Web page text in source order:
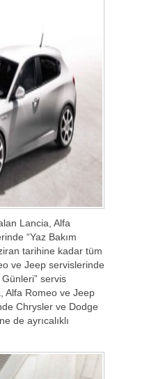
Lancia, Alfa
“Yaz Bakım
tarihine kadar tüm
ve Jeep servislerinde
servis
Alfa Romeo ve Jeep
Chrysler ve Dodge
de ayrıcalıklı